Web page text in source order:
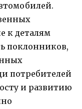
к деталям
поклонников,
потребителей
и развитию